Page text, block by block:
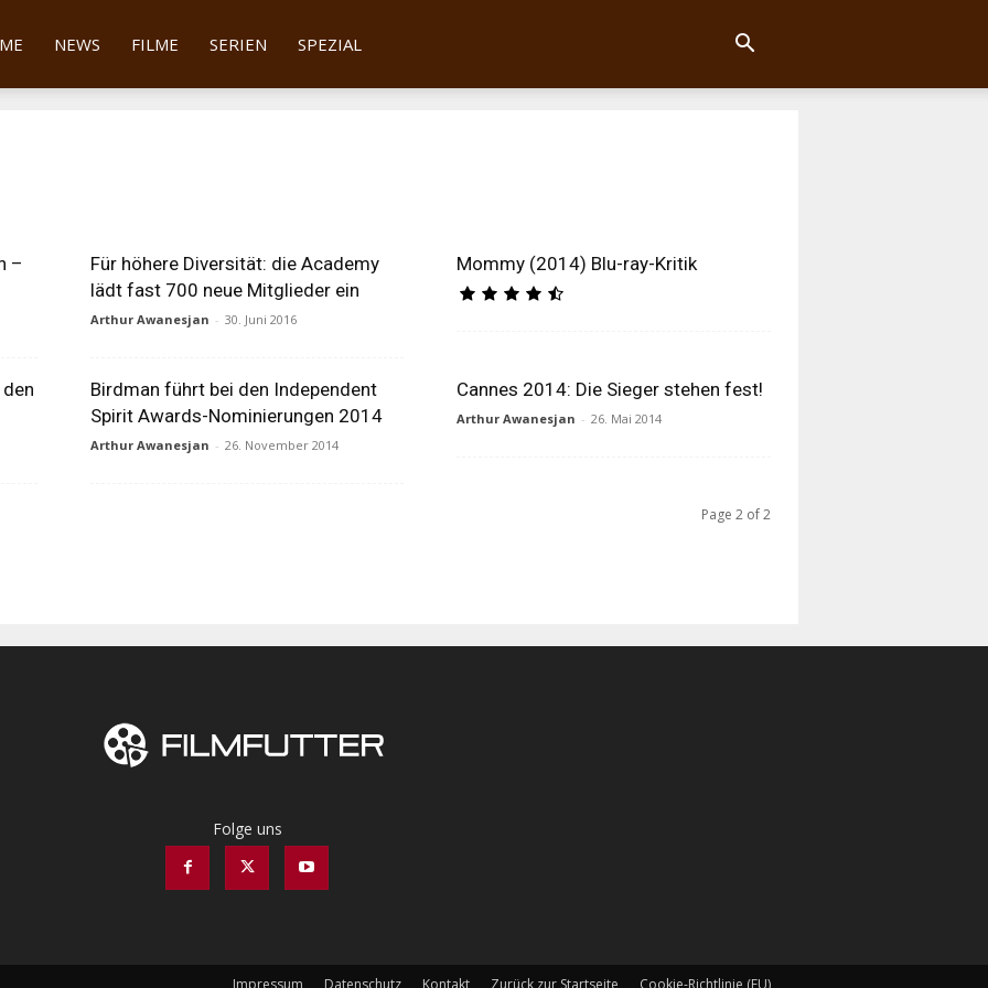
NEWS FILME SERIEN SPEZIAL
–
Für höhere Diversität: die Academy
lädt fast 700 neue Mitglieder ein
Arthur Awanesjan - 30. Juni 2016
Mommy (2014) Blu-ray-Kritik
Birdman führt bei den Independent
Spirit Awards-Nominierungen 2014
Arthur Awanesjan - 26. November 2014
Cannes 2014: Die Sieger stehen fest!
Arthur Awanesjan - 26. Mai 2014
Page 2 of 2
Folge uns
Impressum Datenschutz Kontakt Zurück zur Startseite Cookie-Richtlinie (EU)